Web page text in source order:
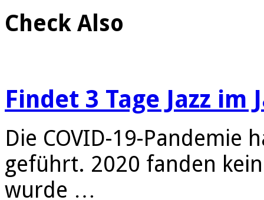
Check Also
Findet 3 Tage Jazz im
Die COVID-19-Pandemie
geführt. 2020 fanden
wurde …